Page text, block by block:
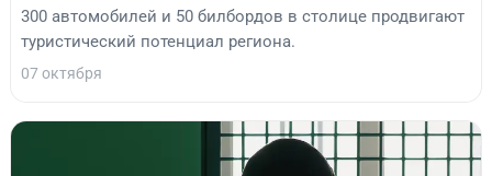
300 автомобилей и 50 билбордов в столице продвигают
туристический потенциал региона.
07 октября